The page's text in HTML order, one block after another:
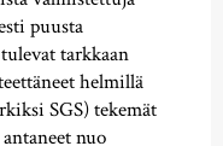
puusta
tarkkaan
helmillä
SGS) tekemät
nuo